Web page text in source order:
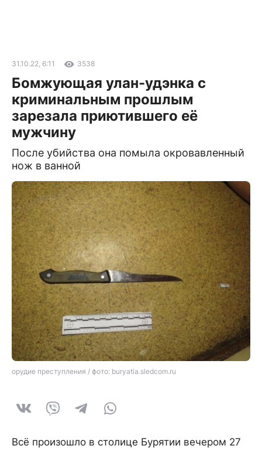
31.10.22, 6:11 3538
Бомжующая улан-удэнка с
криминальным прошлым
зарезала приютившего её
мужчину
После убийства она помыла окровавленный
нож в ванной
орудие преступления / фото: buryatia.sledcom.ru
Всё произошло в столице Бурятии вечером 27